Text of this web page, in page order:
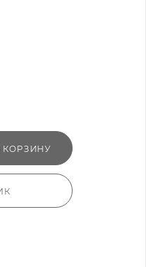
КОРЗИНУ